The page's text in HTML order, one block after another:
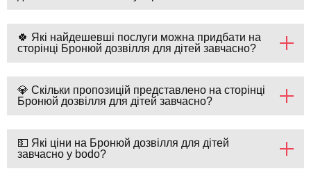
🍀 Які найдешевші послуги можна придбати на
сторінці Бронюй дозвілля для дітей завчасно?
💎 Скільки пропозицій представлено на сторінці
Бронюй дозвілля для дітей завчасно?
💵 Які ціни на Бронюй дозвілля для дітей
завчасно у bodo?